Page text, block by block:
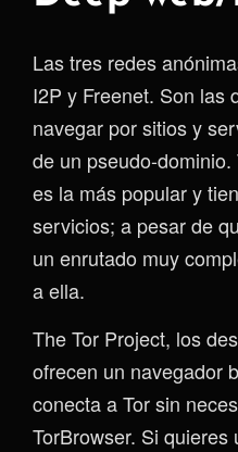
Las tres redes
I2P y Freenet. Son las
navegar por sitios y
de un pseudo-
es la más popular y
servicios; a pesar de
un enrutado muy
a ella.
The Tor Project, los
ofrecen un navegador
conecta a Tor sin
TorBrowser. Si quieres